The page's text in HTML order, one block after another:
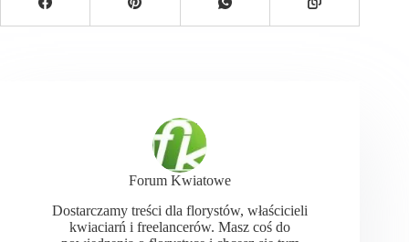
Forum Kwiatowe
Dostarczamy treści dla florystów, właścicieli
kwiaciarń i freelancerów. Masz coś do